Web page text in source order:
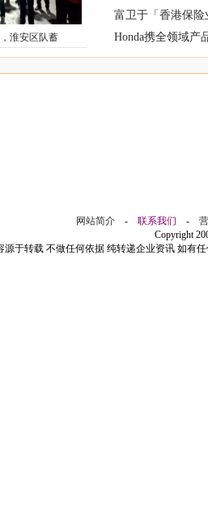
淮安区队蓄
富卫于「香港保险
Honda携全领域产
网站简介 - 联系我们 -
Copyright
源于转载 不做任何依据 纯转递企业资讯 如有